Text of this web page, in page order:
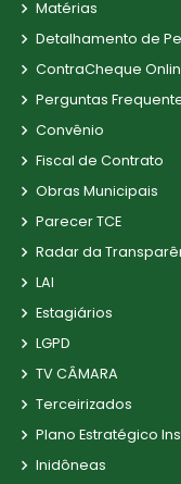
Matérias
Detalhamento de
ContraCheque
Perguntas
Convênio
Fiscal de Contrato
Obras Municipais
Parecer TCE
Radar da
LAI
Estagiários
LGPD
TV CÂMARA
Terceirizados
Plano Estratégico
Inidôneas